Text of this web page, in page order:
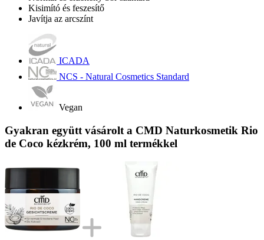
Kisimító és feszesítő
Javítja az arcszínt
ICADA
NCS - Natural Cosmetics Standard
Vegan
Gyakran együtt vásárolt a CMD Naturkosmetik Rio
de Coco kézkrém, 100 ml termékkel